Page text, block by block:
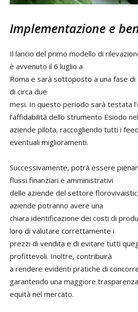
Implementazione e
Il lancio del primo modello di
è avvenuto il 6 luglio a
Roma e sarà sottoposto a una fase di
di circa due
mesi. In questo periodo sarà testata
l’affidabilità dello strumento Esiodo
aziende pilota, raccogliendo tutti i
eventuali miglioramenti.
Successivamente, potrà essere
flussi finanziari e amministrativi
delle aziende del settore
aziende potranno avere una
chiara identificazione dei costi di
loro di valutare correttamente i
prezzi di vendita e di evitare tutti
profittevoli. Inoltre, contribuirà
a rendere evidenti pratiche di
garantendo una maggiore
equità nel mercato.